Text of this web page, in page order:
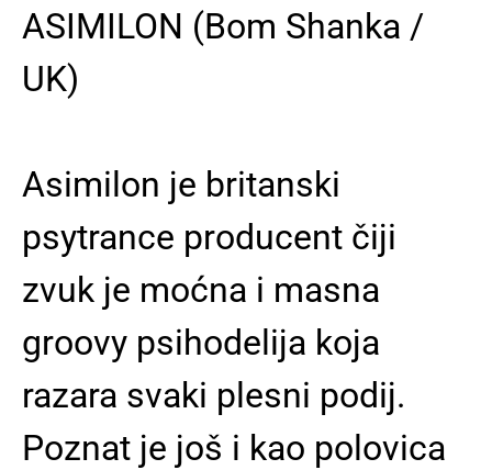
ASIMILON (Bom Shanka /
UK)
Asimilon je britanski
psytrance producent čiji
zvuk je moćna i masna
groovy psihodelija koja
razara svaki plesni podij.
Poznat je još i kao polovica